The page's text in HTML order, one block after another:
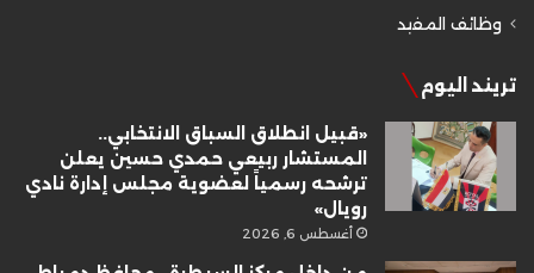
وظائف المفيد
تريند اليوم
«قبيل انطلاق السباق الانتخابي..
المستشار ربيعي حمدي حسين يعلن
ترشحه رسمياً لعضوية مجلس إدارة نادي
رويال»
أغسطس 6, 2026